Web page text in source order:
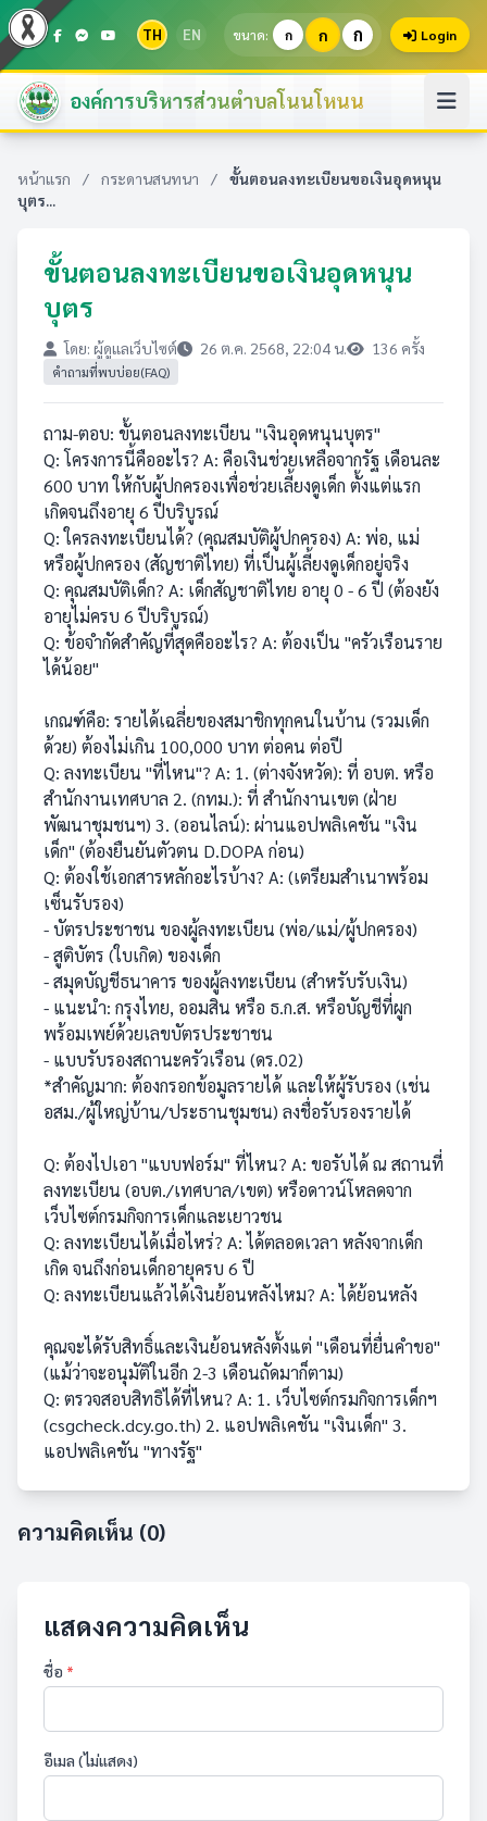
TH EN ขนาด: ก ก ก Login
องค์การบริหารส่วนตำบลโนนโหนน
หน้าแรก / กระดานสนทนา /
ขั้นตอนลงทะเบียนขอเงินอุดหนุน
บุตร...
ขั้นตอนลงทะเบียนขอเงินอุดหนุน
บุตร
โดย: ผู้ดูแลเว็บไซต์ 26 ต.ค. 2568, 22:04 น. 136 ครั้ง
คำถามที่พบบ่อย(FAQ)
ถาม-ตอบ: ขั้นตอนลงทะเบียน "เงินอุดหนุนบุตร"
Q: โครงการนี้คืออะไร? A: คือเงินช่วยเหลือจากรัฐ เดือนละ
600 บาท ให้กับผู้ปกครองเพื่อช่วยเลี้ยงดูเด็ก ตั้งแต่แรก
เกิดจนถึงอายุ 6 ปีบริบูรณ์
Q: ใครลงทะเบียนได้? (คุณสมบัติผู้ปกครอง) A: พ่อ, แม่
หรือผู้ปกครอง (สัญชาติไทย) ที่เป็นผู้เลี้ยงดูเด็กอยู่จริง
Q: คุณสมบัติเด็ก? A: เด็กสัญชาติไทย อายุ 0 - 6 ปี (ต้องยัง
อายุไม่ครบ 6 ปีบริบูรณ์)
Q: ข้อจำกัดสำคัญที่สุดคืออะไร? A: ต้องเป็น "ครัวเรือนราย
ได้น้อย"
เกณฑ์คือ: รายได้เฉลี่ยของสมาชิกทุกคนในบ้าน (รวมเด็ก
ด้วย) ต้องไม่เกิน 100,000 บาท ต่อคน ต่อปี
Q: ลงทะเบียน "ที่ไหน"? A: 1. (ต่างจังหวัด): ที่ อบต. หรือ
สำนักงานเทศบาล 2. (กทม.): ที่ สำนักงานเขต (ฝ่าย
พัฒนาชุมชนฯ) 3. (ออนไลน์): ผ่านแอปพลิเคชัน "เงิน
เด็ก" (ต้องยืนยันตัวตน D.DOPA ก่อน)
Q: ต้องใช้เอกสารหลักอะไรบ้าง? A: (เตรียมสำเนาพร้อม
เซ็นรับรอง)
- บัตรประชาชน ของผู้ลงทะเบียน (พ่อ/แม่/ผู้ปกครอง)
- สูติบัตร (ใบเกิด) ของเด็ก
- สมุดบัญชีธนาคาร ของผู้ลงทะเบียน (สำหรับรับเงิน)
- แนะนำ: กรุงไทย, ออมสิน หรือ ธ.ก.ส. หรือบัญชีที่ผูก
พร้อมเพย์ด้วยเลขบัตรประชาชน
- แบบรับรองสถานะครัวเรือน (ดร.02)
*สำคัญมาก: ต้องกรอกข้อมูลรายได้ และให้ผู้รับรอง (เช่น
อสม./ผู้ใหญ่บ้าน/ประธานชุมชน) ลงชื่อรับรองรายได้
Q: ต้องไปเอา "แบบฟอร์ม" ที่ไหน? A: ขอรับได้ ณ สถานที่
ลงทะเบียน (อบต./เทศบาล/เขต) หรือดาวน์โหลดจาก
เว็บไซต์กรมกิจการเด็กและเยาวชน
Q: ลงทะเบียนได้เมื่อไหร่? A: ได้ตลอดเวลา หลังจากเด็ก
เกิด จนถึงก่อนเด็กอายุครบ 6 ปี
Q: ลงทะเบียนแล้วได้เงินย้อนหลังไหม? A: ได้ย้อนหลัง
คุณจะได้รับสิทธิ์และเงินย้อนหลังตั้งแต่ "เดือนที่ยื่นคำขอ"
(แม้ว่าจะอนุมัติในอีก 2-3 เดือนถัดมาก็ตาม)
Q: ตรวจสอบสิทธิได้ที่ไหน? A: 1. เว็บไซต์กรมกิจการเด็กฯ
(csgcheck.dcy.go.th) 2. แอปพลิเคชัน "เงินเด็ก" 3.
แอปพลิเคชัน "ทางรัฐ"
ความคิดเห็น (0)
แสดงความคิดเห็น
ชื่อ *
อีเมล (ไม่แสดง)